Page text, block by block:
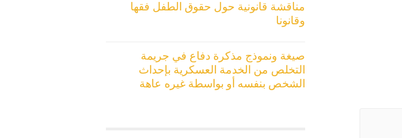
مناقشة قانونية حول حقوق الطفل فقها
وقانونا
صيغة ونموذج مذكرة دفاع في جريمة
التخلص من الخدمة العسكرية بإحداث
الشخص بنفسه أو بواسطة غيره عاهة